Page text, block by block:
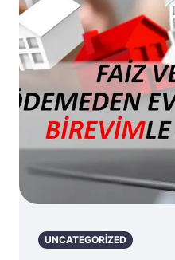
UNCATEGORIZED